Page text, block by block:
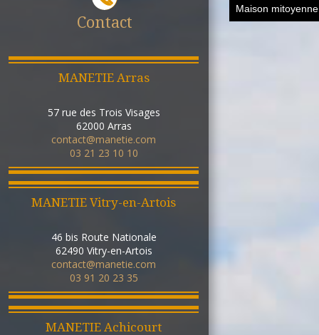
Contact
MANETIE Arras
57 rue des Trois Visages
62000 Arras
contact@manetie.com
03 21 23 10 10
MANETIE Vitry-en-Artois
46 bis Route Nationale
62490 Vitry-en-Artois
contact@manetie.com
03 91 20 23 35
MANETIE Achicourt